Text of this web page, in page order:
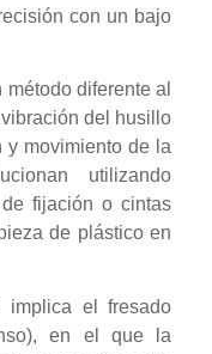
con un bajo
diferente al
del husillo
y movimiento de la
utilizando
fijación o cintas
de plástico en
implica el fresado
en el que la